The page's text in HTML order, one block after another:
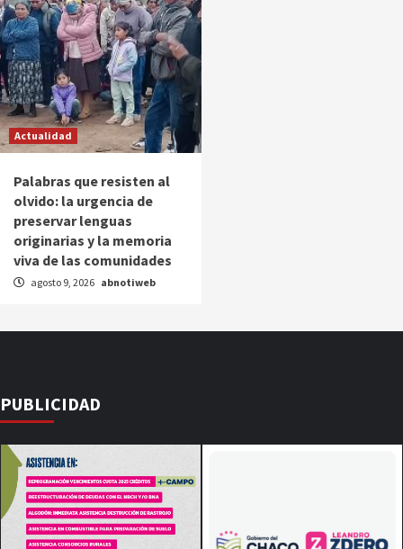
Actualidad
Palabras que resisten al
olvido: la urgencia de
preservar lenguas
originarias y la memoria
viva de las comunidades
agosto 9, 2026 abnotiweb
PUBLICIDAD